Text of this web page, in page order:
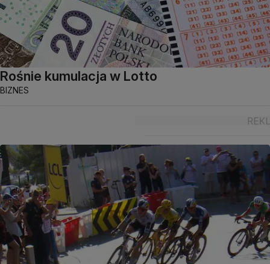
Rośnie kumulacja w Lotto
BIZNES